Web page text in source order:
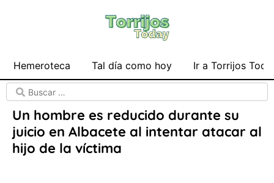
Hemeroteca Tal día como hoy Ir a Torrijos
Un hombre es reducido durante su
juicio en Albacete al intentar atacar al
hijo de la víctima